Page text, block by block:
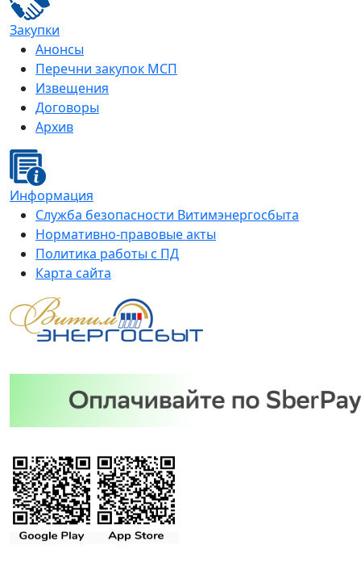
Закупки
Анонсы
Перечни закупок МСП
Извещения
Договоры
Архив
Информация
Служба безопасности Витимэнергосбыта
Нормативно-правовые акты
Политика работы с ПД
Карта сайта